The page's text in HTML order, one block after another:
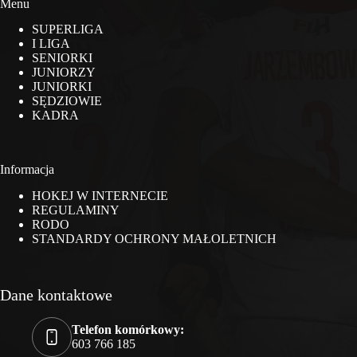
Menu
SUPERLIGA
I LIGA
SENIORKI
JUNIORZY
JUNIORKI
SĘDZIOWIE
KADRA
Informacja
HOKEJ W INTERNECIE
REGULAMINY
RODO
STANDARDY OCHRONY MAŁOLETNICH
Dane kontaktowe
Telefon komórkowy:
603 766 185